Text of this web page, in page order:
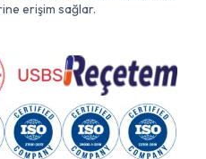
erişim sağlar.